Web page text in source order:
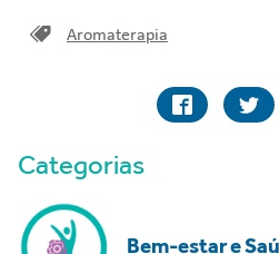
Aromaterapia
Categorias
Bem-estar e